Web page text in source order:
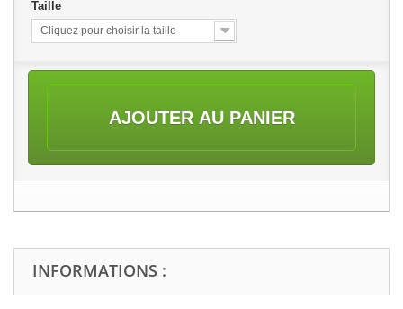
Taille
Cliquez pour choisir la taille
AJOUTER AU PANIER
INFORMATIONS :